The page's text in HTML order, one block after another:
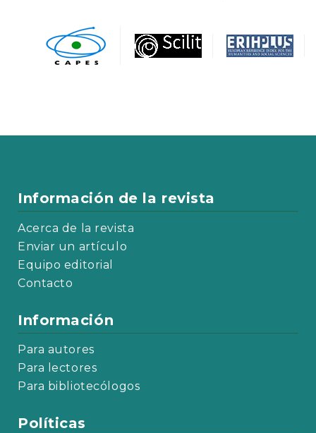
Información de la revista
Acerca de la revista
Enviar un artículo
Equipo editorial
Contacto
Información
Para autores
Para lectores
Para bibliotecólogos
Políticas